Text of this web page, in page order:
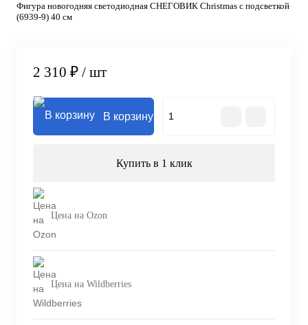
Фигура новогодняя светодиодная СНЕГОВИК Christmas с подсветкой
(6939-9) 40 см
2 310 ₽ / шт
В корзину
Купить в 1 клик
Цена на Ozon
Цена на Wildberries